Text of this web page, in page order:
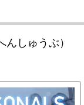
しゅうぶ）